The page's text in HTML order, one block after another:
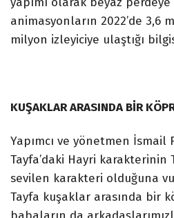
animasyonların 2022’de 3,6
milyon izleyiciye ulaştığı
KUŞAKLAR ARASINDA BİR
Yapımcı ve yönetmen İsmail
Tayfa’daki Hayri karakterinin
sevilen karakteri olduğuna
Tayfa kuşaklar arasında bir